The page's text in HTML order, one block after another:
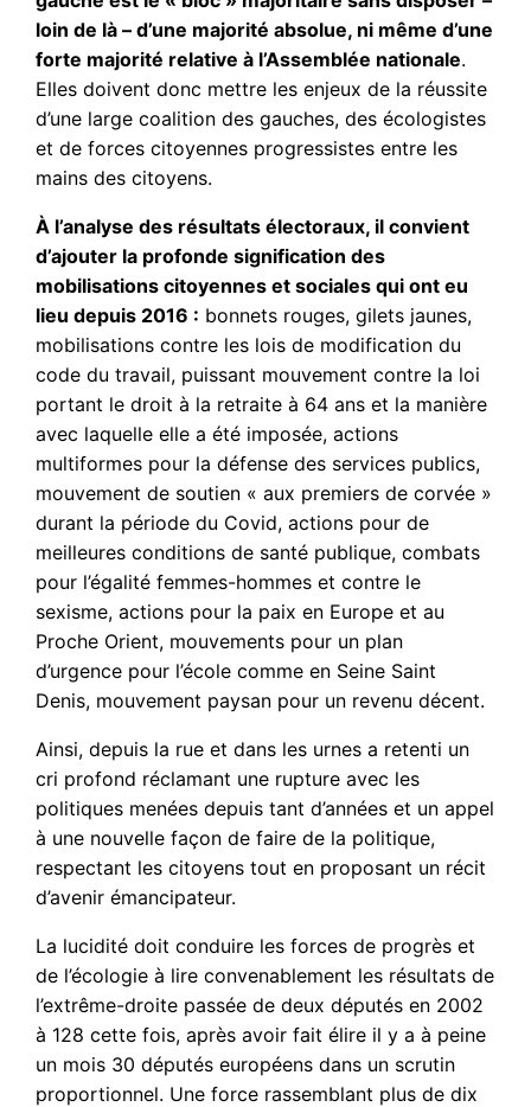
loin de là – d’une majorité absolue, ni même d’une
forte majorité relative à l’Assemblée nationale.
Elles doivent donc mettre les enjeux de la réussite
d’une large coalition des gauches, des écologistes
et de forces citoyennes progressistes entre les
mains des citoyens.
À l’analyse des résultats électoraux, il convient
d’ajouter la profonde signification des
mobilisations citoyennes et sociales qui ont eu
lieu depuis 2016 : bonnets rouges, gilets jaunes,
mobilisations contre les lois de modification du
code du travail, puissant mouvement contre la loi
portant le droit à la retraite à 64 ans et la manière
avec laquelle elle a été imposée, actions
multiformes pour la défense des services publics,
mouvement de soutien « aux premiers de corvée »
durant la période du Covid, actions pour de
meilleures conditions de santé publique, combats
pour l’égalité femmes-hommes et contre le
sexisme, actions pour la paix en Europe et au
Proche Orient, mouvements pour un plan
d’urgence pour l’école comme en Seine Saint
Denis, mouvement paysan pour un revenu décent.
Ainsi, depuis la rue et dans les urnes a retenti un
cri profond réclamant une rupture avec les
politiques menées depuis tant d’années et un appel
à une nouvelle façon de faire de la politique,
respectant les citoyens tout en proposant un récit
d’avenir émancipateur.
La lucidité doit conduire les forces de progrès et
de l’écologie à lire convenablement les résultats de
l’extrême-droite passée de deux députés en 2002
à 128 cette fois, après avoir fait élire il y a à peine
un mois 30 députés européens dans un scrutin
proportionnel. Une force rassemblant plus de dix